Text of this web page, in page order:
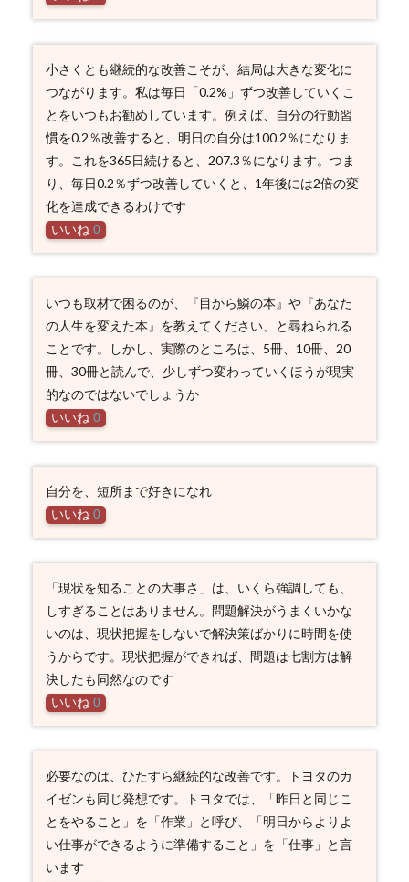
小さくとも継続的な改善こそが、結局は大きな変化に
つながります。私は毎日「0.2%」ずつ改善していくこ
とをいつもお勧めしています。例えば、自分の行動習
慣を0.2％改善すると、明日の自分は100.2％になりま
す。これを365日続けると、207.3％になります。つま
り、毎日0.2％ずつ改善していくと、1年後には2倍の変
化を達成できるわけです
いいね 0
いつも取材で困るのが、『目から鱗の本』や『あなた
の人生を変えた本』を教えてください、と尋ねられる
ことです。しかし、実際のところは、5冊、10冊、20
冊、30冊と読んで、少しずつ変わっていくほうが現実
的なのではないでしょうか
いいね 0
自分を、短所まで好きになれ
いいね 0
「現状を知ることの大事さ」は、いくら強調しても、
しすぎることはありません。問題解決がうまくいかな
いのは、現状把握をしないで解決策ばかりに時間を使
うからです。現状把握ができれば、問題は七割方は解
決したも同然なのです
いいね 0
必要なのは、ひたすら継続的な改善です。トヨタのカ
イゼンも同じ発想です。トヨタでは、「昨日と同じこ
とをやること」を「作業」と呼び、「明日からよりよ
い仕事ができるように準備すること」を「仕事」と言
います